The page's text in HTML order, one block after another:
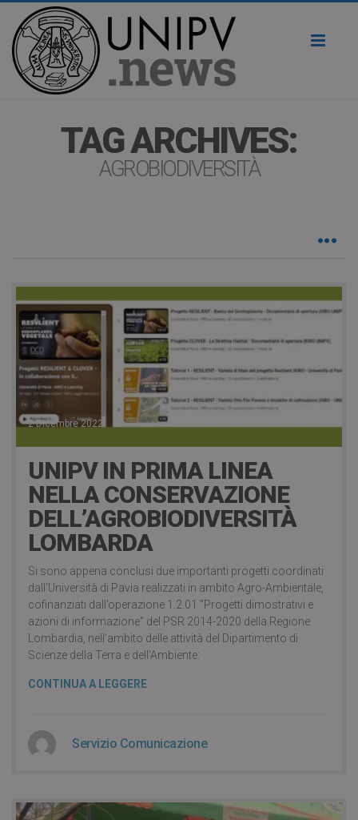
TAG ARCHIVES:
AGROBIODIVERSITÀ
2 Dicembre 2022
UNIPV IN PRIMA LINEA
NELLA CONSERVAZIONE
DELL’AGROBIODIVERSITÀ
LOMBARDA
Si sono appena conclusi due importanti progetti coordinati
dall’Università di Pavia realizzati in ambito Agro-Ambientale,
cofinanziati dall’operazione 1.2.01 “Progetti dimostrativi e
azioni di informazione” del PSR 2014-2020 della Regione
Lombardia, nell’ambito delle attività del Dipartimento di
Scienze della Terra e dell’Ambiente:
CONTINUA A LEGGERE
Servizio Comunicazione